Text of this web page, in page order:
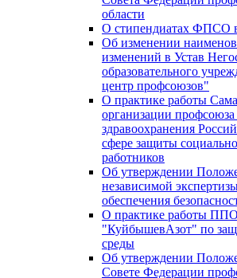
области
О стипендиатах ФПСО
Об изменении
изменений в Устав
образовательного
центр профсоюзов"
О практике работы
организации профсоюза
здравоохранения
сфере защиты
работников
Об утверждении
независимой
обеспечения
О практике работы
"КуйбышевАзот" по
среды
Об утверждении
Совете Федерации